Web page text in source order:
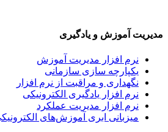
و یادگیری
افزار مدیریت آموزش
سازی سازمانی
و مراقبت از نرم افزار
یادگیری الکترونیکی
مدیریت عملکرد
ابری آموزش‌های الکترونیکی